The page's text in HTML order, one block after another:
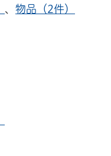
、 物品（2件）